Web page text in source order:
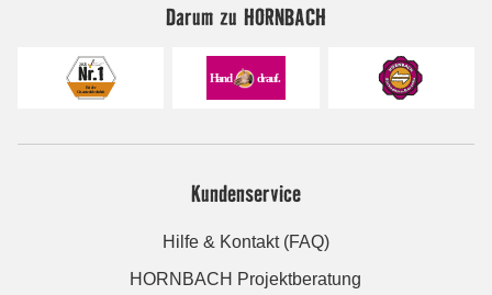
Darum zu HORNBACH
Kundenservice
Hilfe & Kontakt (FAQ)
HORNBACH Projektberatung